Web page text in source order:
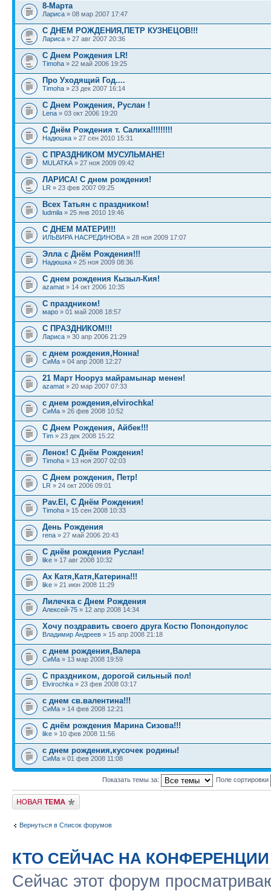
8-Марта
Лариса » 08 мар 2007 17:47
С ДНЕМ РОЖДЕНИЯ,ПЕТР КУЗНЕЦОВ!!!
Лариса » 27 авг 2007 20:36
С Днем Рождения LR!
Timoha » 22 май 2006 19:25
Про Уходящий Год....
Timoha » 23 дек 2007 16:14
С Днем Рождения, Руслан !
Lena » 03 окт 2006 19:20
С Днём Рождения т. Салиха!!!!!!!!!
Надюшка » 27 сен 2010 15:31
С ПРАЗДНИКОМ МУСУЛЬМАНЕ!
MULATKA » 27 ноя 2009 09:42
ЛАРИСА! С днем рождения!
LR » 23 фев 2007 09:25
Всех Татьян с праздником!
ludmila » 25 янв 2010 19:46
С ДНЕМ МАТЕРИ!!!
ИЛЬВИРА НАСРЕДИНОВА » 28 ноя 2009 17:07
Элла с Днём Рождения!!!
Надюшка » 25 ноя 2009 08:36
С днем рождения Кызыл-Кия!
azamat » 14 окт 2006 10:35
С праздником!
маро » 01 май 2008 18:57
С ПРАЗДНИКОМ!!!
Лариса » 30 апр 2006 21:29
с днем рождения,Нонна!
СиМа » 04 апр 2008 12:27
21 Март Нооруз майрамынар менен!
azamat » 20 мар 2007 07:33
с днем рождения,elvirochka!
СиМа » 26 фев 2008 10:52
С Днем Рождения, Айбек!!!
Tim » 23 дек 2008 15:22
Ленок! С Днём Рождения!
Timoha » 13 ноя 2007 02:03
С Днем рождения, Петр!
LR » 24 окт 2006 09:01
Pav.El, С Днём Рождения!
Timoha » 15 сен 2008 10:33
День Рождения
rena » 27 май 2006 20:43
С днём рождения Руслан!
like » 17 авг 2008 10:32
Ах Катя,Катя,Катерина!!!
like » 21 июн 2008 11:29
Лилечка с Днем Рождения
Алексей-75 » 12 апр 2008 14:34
Хочу поздравить своего друга Костю Попондопулос
Владимир Андреев » 15 апр 2008 21:18
с днем рождения,Валера
СиМа » 13 мар 2008 19:59
С праздником, дорогой сильный пол!
Elvirochka » 23 фев 2008 03:17
с днем св.валентина!!!
СиМа » 14 фев 2008 12:21
С днём рождения Марина Сизова!!!
like » 10 фев 2008 11:56
с днем рождения,кусочек родины!
СиМа » 01 фев 2008 11:08
Показать темы за: Поле сортировки
Новая тема
Вернуться в Список форумов
КТО СЕЙЧАС НА КОНФЕРЕНЦИИ
Сейчас этот форум